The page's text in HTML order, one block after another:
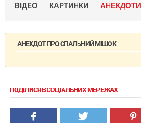
ВІДЕО КАРТИНКИ АНЕКДОТИ
АНЕКДОТ ПРО СПАЛЬНИЙ МІШОК
ПОДІЛИСЯ В СОЦІАЛЬНИХ МЕРЕЖАХ